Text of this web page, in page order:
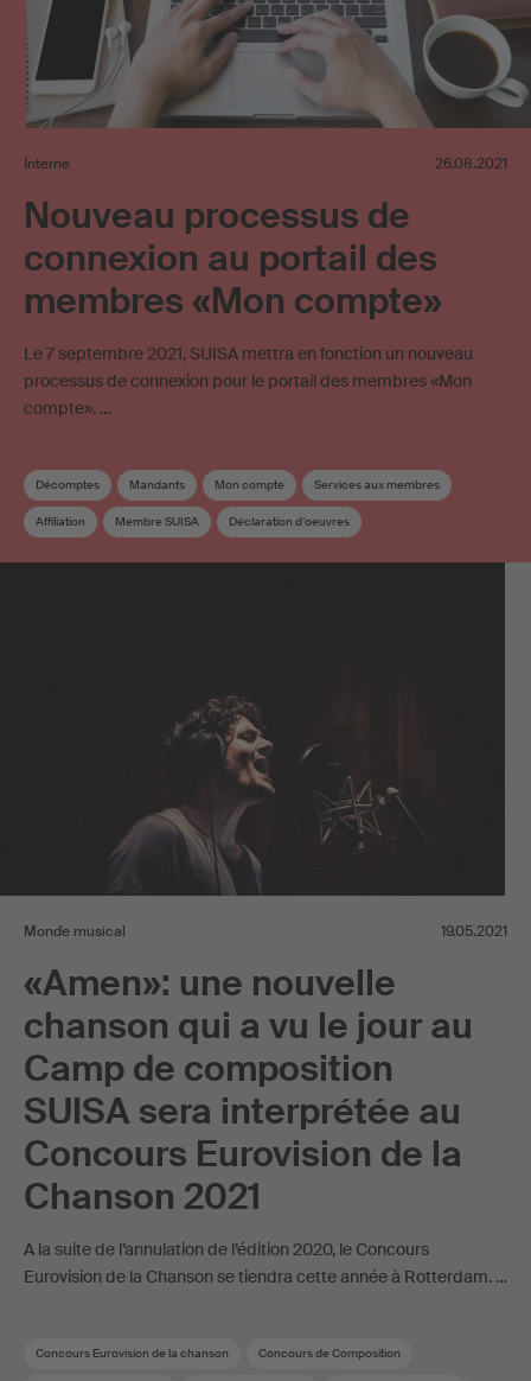
Interne 26.08.2021
Nouveau processus de
connexion au portail des
membres «Mon compte»
Le 7 septembre 2021, SUISA mettra en fonction un nouveau
processus de connexion pour le portail des membres «Mon
compte». …
Décomptes Mandants Mon compte Services aux membres
Affiliation Membre SUISA Déclaration d‘oeuvres
Monde musical 19.05.2021
«Amen»: une nouvelle
chanson qui a vu le jour au
Camp de composition
SUISA sera interprétée au
Concours Eurovision de la
Chanson 2021
A la suite de l’annulation de l’édition 2020, le Concours
Eurovision de la Chanson se tiendra cette année à Rotterdam. …
Concours Eurovision de la chanson Concours de Composition